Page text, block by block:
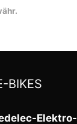
BIKES
Elektro-